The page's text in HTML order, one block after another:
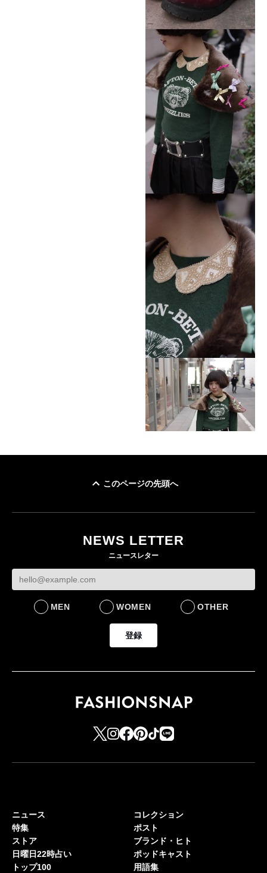
このページの先頭へ
NEWS LETTER
ニュースレター
MEN WOMEN OTHER
登録
ニュース
特集
ストア
日曜日22時占い
トップ100
コレクション
ポスト
ブランド・ヒト
ポッドキャスト
用語集